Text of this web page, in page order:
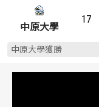
17
中原大學
中原大學獲勝